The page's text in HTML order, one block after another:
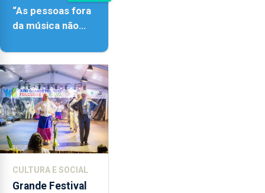
“As pessoas fora
da música não
quão difícil é
produzir uma
música”
CULTURA E SOCIAL
Grande Festival